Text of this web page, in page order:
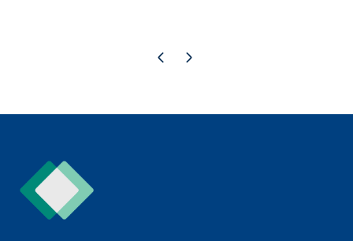
Pagina precedente
Pagina successiva